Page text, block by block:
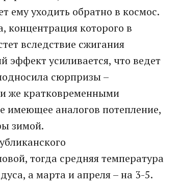
ему уходить обратно в космос.
концентрация которого в
вследствие сжигания
эффект усиливается, что ведет
сюрпризы –
же кратковременными
имеющее аналогов потепление,
зимой.
тогда средняя температура
а марта и апреля – на 3-5.